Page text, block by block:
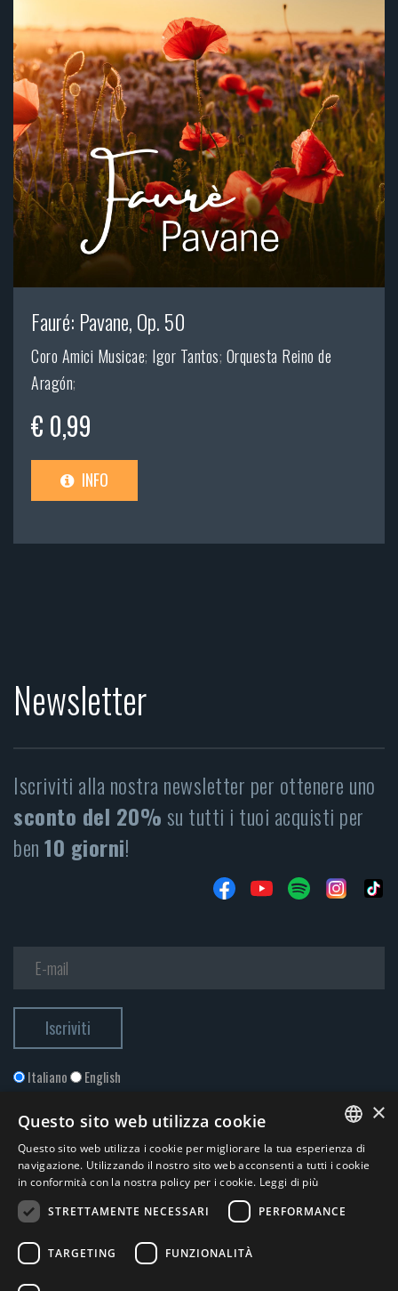
Fauré: Pavane, Op. 50
Coro Amici Musicae; Igor Tantos; Orquesta Reino de
Aragón;
€ 0,99
INFO
Newsletter
Iscriviti alla nostra newsletter per ottenere uno
sconto del 20%su tutti i tuoi acquisti per
ben10 giorni!
Italiano English
Accetto la Privacy Policy*
ITALIAN
×
Questo sito web utilizza cookie
Questo sito web utilizza i cookie per migliorare la tua esperienza di
navigazione. Utilizzando il nostro sito web acconsenti a tutti i cookie
in conformità con la nostra policy per i cookie. Leggi di più
STRETTAMENTE NECESSARI
PERFORMANCE
TARGETING FUNZIONALITÀ